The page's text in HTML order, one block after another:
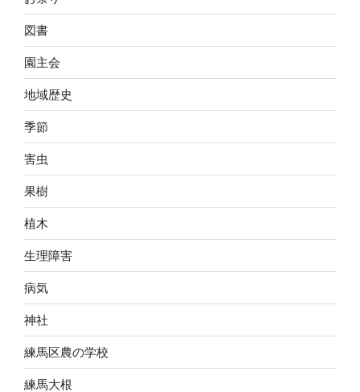
図書
園主会
地域歴史
季節
害虫
果樹
植木
生理障害
病気
神社
練馬区農の学校
練馬大根